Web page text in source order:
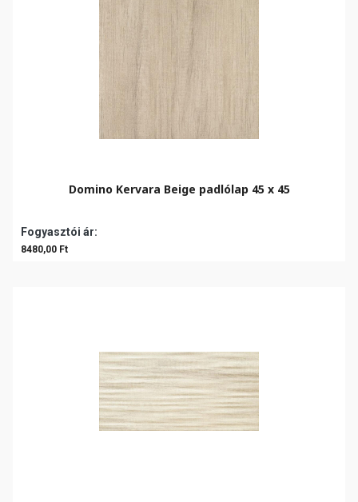
Domino Kervara Beige padlólap 45 x 45
Fogyasztói ár:
8480,00 Ft